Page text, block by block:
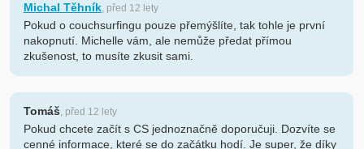
Michal Těhník, před 12 lety
Pokud o couchsurfingu pouze přemýšlíte, tak tohle je první
nakopnutí. Michelle vám, ale nemůže předat přímou
zkušenost, to musíte zkusit sami.
Tomáš, před 12 lety
Pokud chcete začít s CS jednoznačně doporučuji. Dozvíte se
cenné informace, které se do začátku hodí. Je super, že díky